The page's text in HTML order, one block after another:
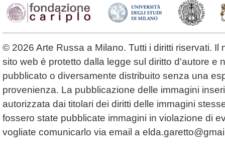
© 2026 Arte Russa a Milano. Tutti i diritti riservati. Il
sito web è protetto dalla legge sul diritto d'autore e
pubblicato o diversamente distribuito senza una
provenienza. La pubblicazione delle immagini
autorizzata dai titolari dei diritti delle immagini
fossero state pubblicate immagini in violazione di
vogliate comunicarlo via email a